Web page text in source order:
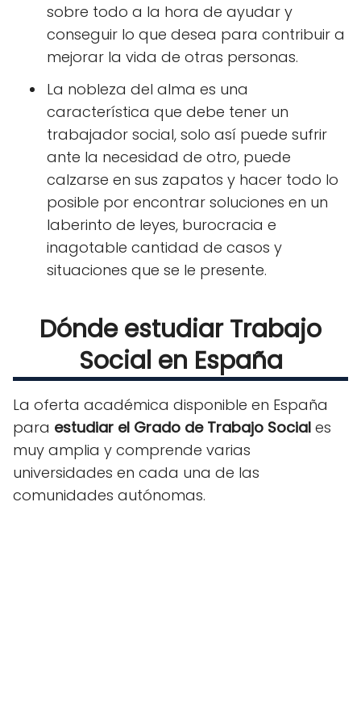
sobre todo a la hora de ayudar y
conseguir lo que desea para contribuir a
mejorar la vida de otras personas.
La nobleza del alma es una
característica que debe tener un
trabajador social, solo así puede sufrir
ante la necesidad de otro, puede
calzarse en sus zapatos y hacer todo lo
posible por encontrar soluciones en un
laberinto de leyes, burocracia e
inagotable cantidad de casos y
situaciones que se le presente.
Dónde estudiar Trabajo
Social en España
La oferta académica disponible en España
para estudiar el Grado de Trabajo Social es
muy amplia y comprende varias
universidades en cada una de las
comunidades autónomas.